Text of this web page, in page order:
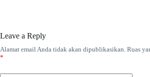
Leave a Reply
Alamat email Anda tidak akan dipublikasikan. Ruas
*